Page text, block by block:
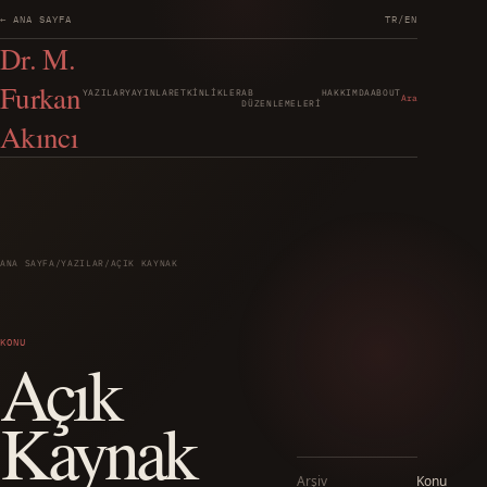
← ANA SAYFA TR/EN
Dr. M.
Furkan
Akıncı
YAZILARYAYINLARETKINLIKLERAB
DÜZENLEMELERI
HAKKIMDAABOUTAra
ANA SAYFA /YAZILAR / AÇIK KAYNAK
KONU
Açık
Kaynak Arşiv
Konu